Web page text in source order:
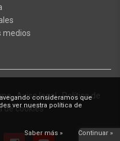
consideramos que
ver nuestra política de
Saber más » Continuar »
medios
·Aviso legal·Política de
de cookies